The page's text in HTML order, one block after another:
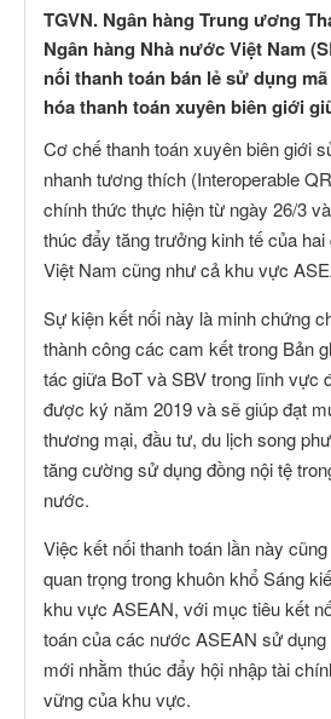
TGVN. Ngân hàng Trung ương
Ngân hàng Nhà nước Việt Nam
nối thanh toán bán lẻ sử dụng
hóa thanh toán xuyên biên giới
Cơ chế thanh toán xuyên biên giới
nhanh tương thích (Interoperable
chính thức thực hiện từ ngày 26/3
thúc đẩy tăng trưởng kinh tế của
Việt Nam cũng như cả khu vực
Sự kiện kết nối này là minh chứng
thành công các cam kết trong Bản
tác giữa BoT và SBV trong lĩnh vực
được ký năm 2019 và sẽ giúp đạt
thương mại, đầu tư, du lịch song
tăng cường sử dụng đồng nội tệ
nước.
Việc kết nối thanh toán lần này
quan trọng trong khuôn khổ Sáng
khu vực ASEAN, với mục tiêu kết
toán của các nước ASEAN sử
mới nhằm thúc đẩy hội nhập tài
vững của khu vực.